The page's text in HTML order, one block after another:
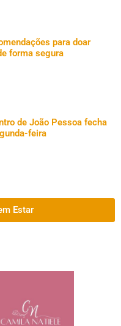
para doar
forma segura
de João Pessoa fecha
feira
Estar